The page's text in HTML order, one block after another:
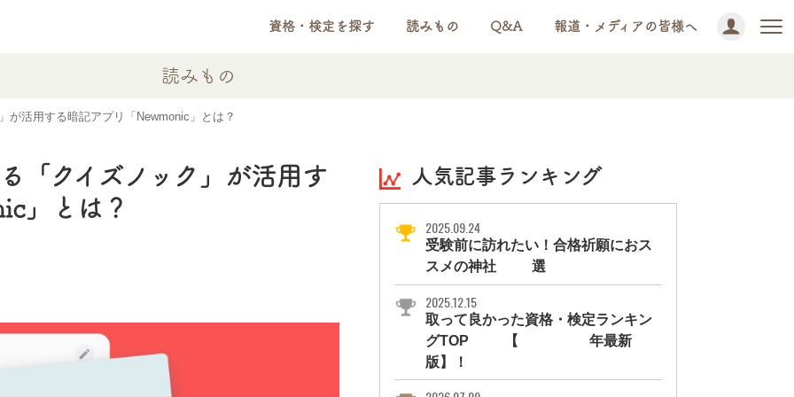
資格・検定を探す 読みもの Q&A 報道・メディアの皆様へ
読みもの
が活用する暗記アプリ「Newmonic」とは？
「クイズノック」が活用す
」とは？
人気記事ランキング
2025.09.24
受験前に訪れたい！合格祈願におス
スメの神社11選
2025.12.15
取って良かった資格・検定ランキン
グTOP10【2026年最新
版】！